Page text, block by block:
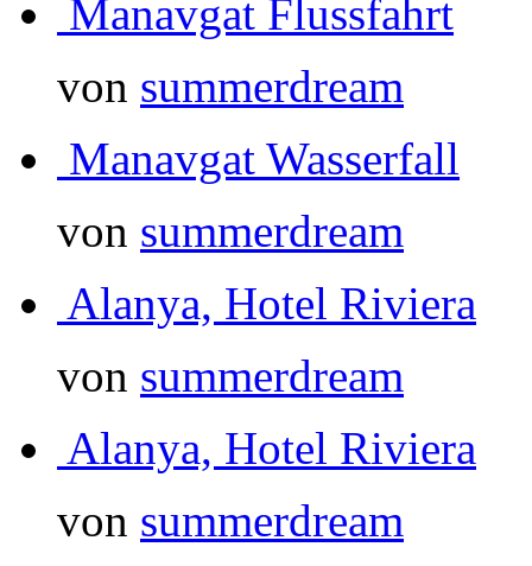
Manavgat Flussfahrt
von summerdream
Manavgat Wasserfall
von summerdream
Alanya, Hotel Riviera
von summerdream
Alanya, Hotel Riviera
von summerdream